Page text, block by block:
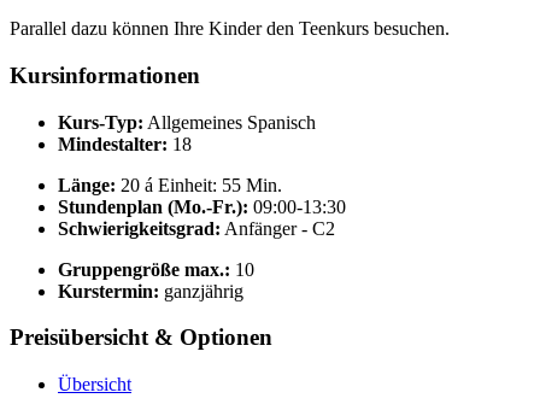
Parallel dazu können Ihre Kinder den Teenkurs besuchen.
Kursinformationen
Kurs-Typ: Allgemeines Spanisch
Mindestalter: 18
Länge: 20 á Einheit: 55 Min.
Stundenplan (Mo.-Fr.): 09:00-13:30
Schwierigkeitsgrad: Anfänger - C2
Gruppengröße max.: 10
Kurstermin: ganzjährig
Preisübersicht & Optionen
Übersicht